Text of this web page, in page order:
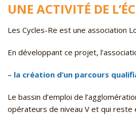
UNE ACTIVITÉ DE
Les Cycles-Re est une association
En développant ce projet,
– la création d’un parcours
Le bassin d’emploi de
opérateurs de niveau V et qui reste